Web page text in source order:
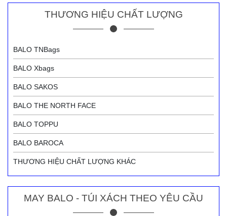
THƯƠNG HIỆU CHẤT LƯỢNG
BALO TNBags
BALO Xbags
BALO SAKOS
BALO THE NORTH FACE
BALO TOPPU
BALO BAROCA
THƯƠNG HIỆU CHẤT LƯỢNG KHÁC
MAY BALO - TÚI XÁCH THEO YÊU CẦU